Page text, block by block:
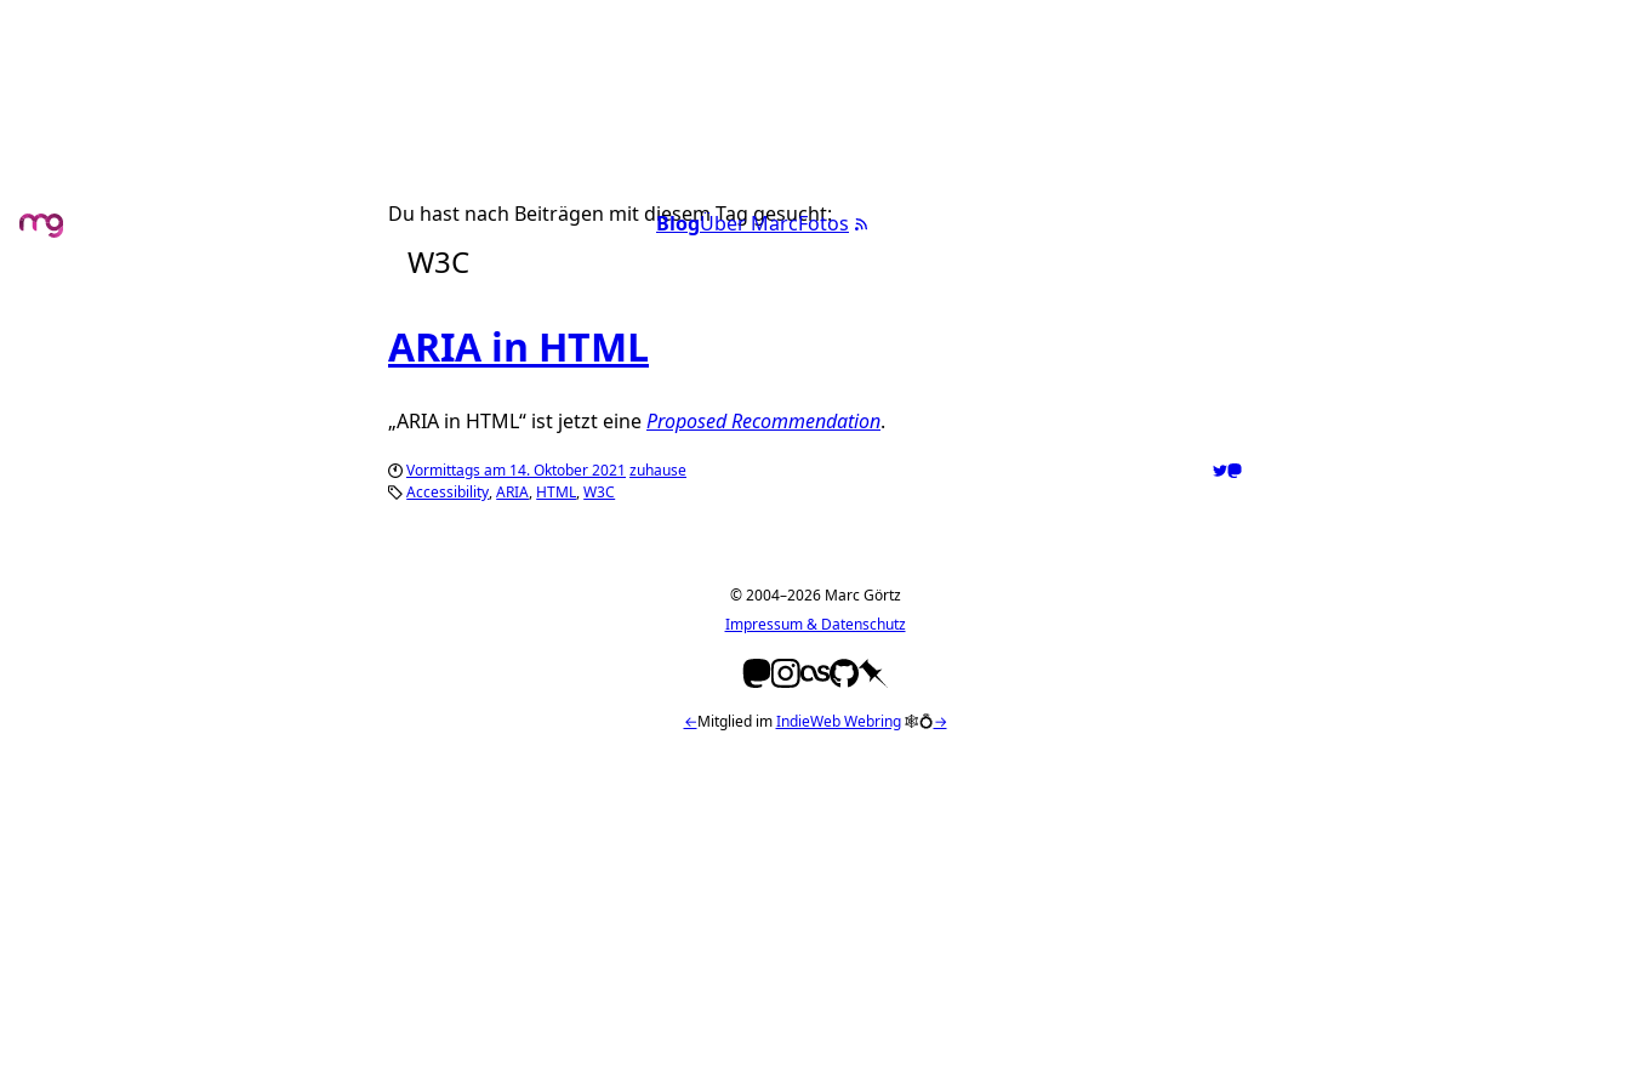
BlogÜber MarcFotos
Du hast nach Beiträgen mit diesem Tag gesucht:
W3C
ARIA in HTML
„ARIA in HTML“ ist jetzt eineProposed Recommendation.
Vormittags am 14. Oktober 2021 zuhause
Accessibility ARIA HTML W3C
© 2004–2026 Marc Görtz
Impressum & Datenschutz
←Mitglied imIndieWeb Webring🕸💍→